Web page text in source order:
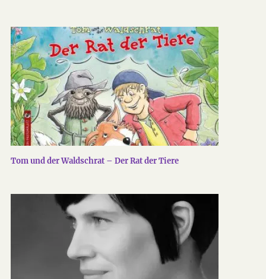
Tom und der Waldschrat – Der Rat der Tiere